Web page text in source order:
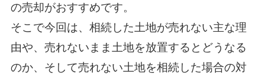
の売却がおすすめです。
そこで今回は、相続した土地が売れない主な理
由や、売れないまま土地を放置するとどうなる
のか、そして売れない土地を相続した場合の対